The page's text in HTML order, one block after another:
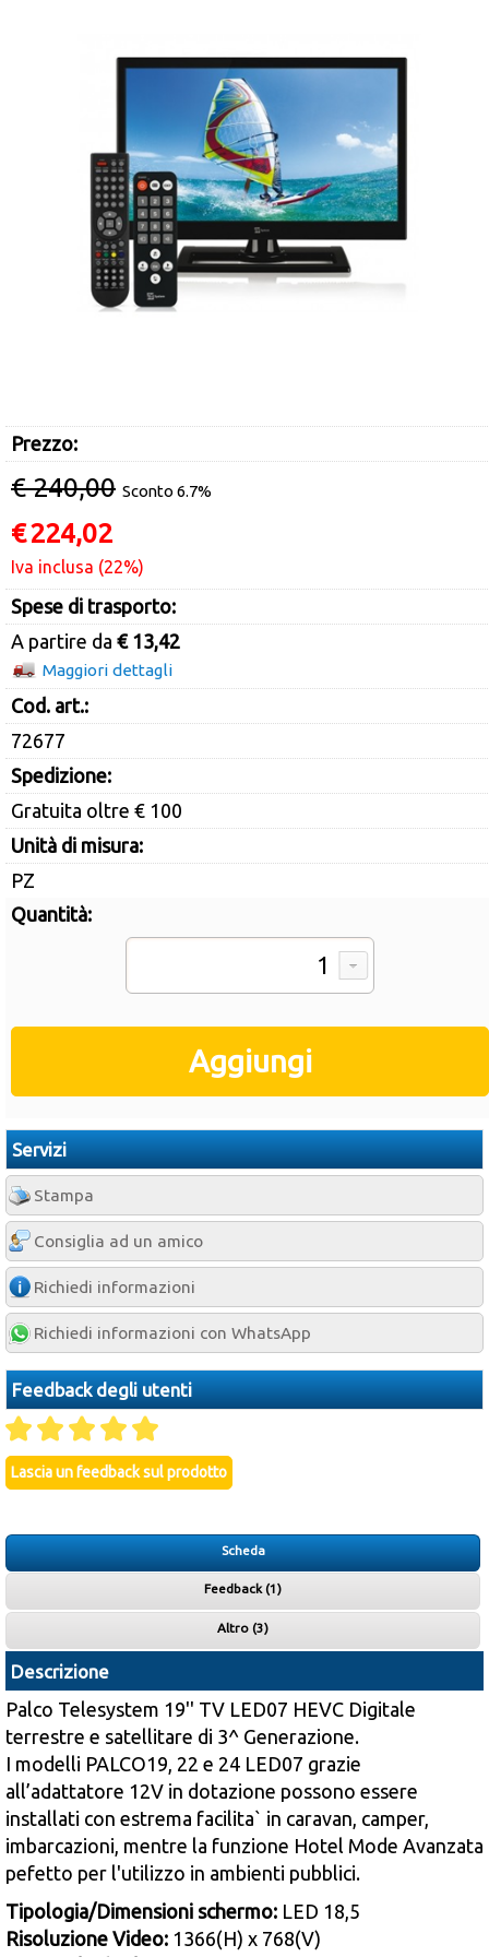
Cataloghi fornitori
Prezzo:
€ 240,00 Sconto 6.7%
€224,02
Iva inclusa (22%)
Spese di trasporto:
A partire da € 13,42
Maggiori dettagli
Cod. art.:
72677
Spedizione:
Gratuita oltre € 100
Unità di misura:
PZ
Quantità:
Servizi
Stampa
Consiglia ad un amico
Richiedi informazioni
Richiedi informazioni con WhatsApp
Feedback degli utenti
Scheda
Feedback (1)
Altro (3)
Descrizione
Palco Telesystem 19'' TV LED07 HEVC Digitale
terrestre e satellitare di 3^ Generazione.
I modelli PALCO19, 22 e 24 LED07 grazie
all’adattatore 12V in dotazione possono essere
installati con estrema facilita` in caravan, camper,
imbarcazioni, mentre la funzione Hotel Mode Avanzata
pefetto per l'utilizzo in ambienti pubblici.
Tipologia/Dimensioni schermo: LED 18,5
Risoluzione Video: 1366(H) x 768(V)